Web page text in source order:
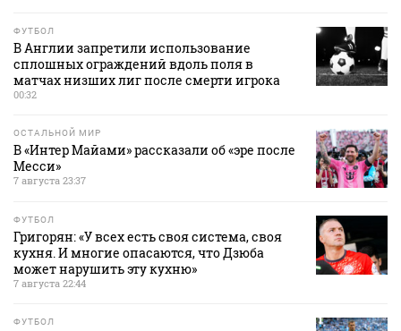
ФУТБОЛ
В Англии запретили использование
сплошных ограждений вдоль поля в
матчах низших лиг после смерти игрока
00:32
ОСТАЛЬНОЙ МИР
В «Интер Майами» рассказали об «эре после
Месси»
7 августа 23:37
ФУТБОЛ
Григорян: «У всех есть своя система, своя
кухня. И многие опасаются, что Дзюба
может нарушить эту кухню»
7 августа 22:44
ФУТБОЛ